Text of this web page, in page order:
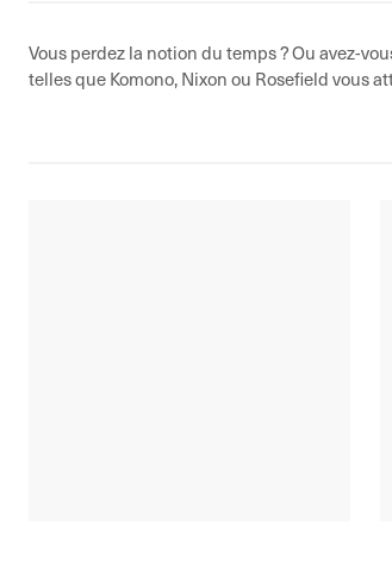
Vous perdez la notion du temps ? Ou avez-
telles que Komono, Nixon ou Rosefield vous